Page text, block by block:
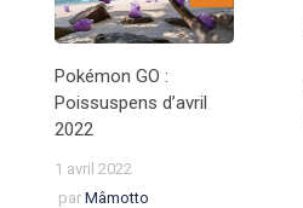
Pokémon GO :
Poissuspens d’avril
2022
1 avril 2022
par Mâmotto